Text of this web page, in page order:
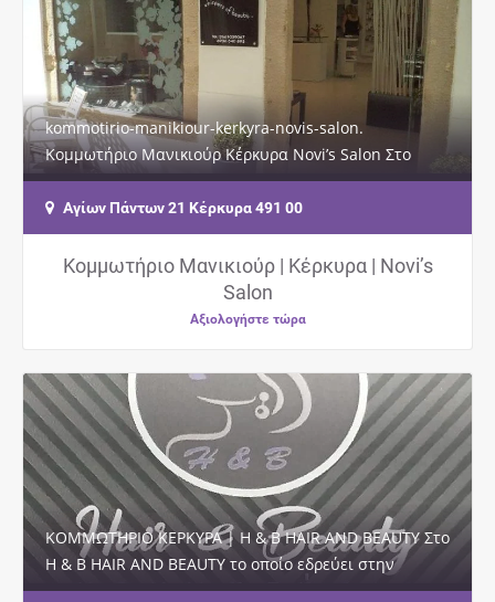
kommotirio-manikiour-kerkyra-novis-salon.
Κομμωτήριο Μανικιούρ Κέρκυρα Novi’s Salon Στο
κομμωτήριο μας “Novi’s Salon” το οποίο…
Αγίων Πάντων 21 Κέρκυρα 491 00
Κομμωτήριο Μανικιούρ | Κέρκυρα | Novi’s
Salon
Αξιολογήστε τώρα
ΚΟΜΜΩΤΗΡΙΟ ΚΕΡΚΥΡΑ | H & B HAIR AND BEAUTY Στο
H & B HAIR AND BEAUTY το οποίο εδρεύει στην
Κέρκυρα, σας περιμένει μία έμπειρη…